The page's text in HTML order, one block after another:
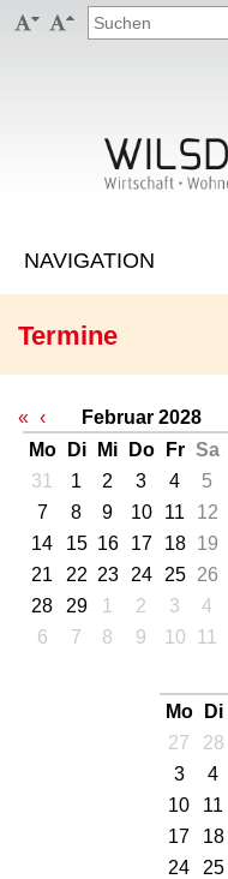
 
Termine
« ‹
Februar 2028
Mo
Di Mi Do Fr Sa
31
1 2 3 4 5
7
8 9 10 11 12
14
15 16 17 18 19
21
22 23 24 25 26
28
29 1 2 3 4
6
7 8 9 10 11
Mo
Di
27
28
3
4
10
11
17
18
24
25